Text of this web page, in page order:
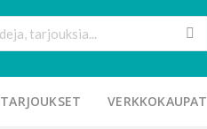
TARJOUKSET VERKKOKAUPAT